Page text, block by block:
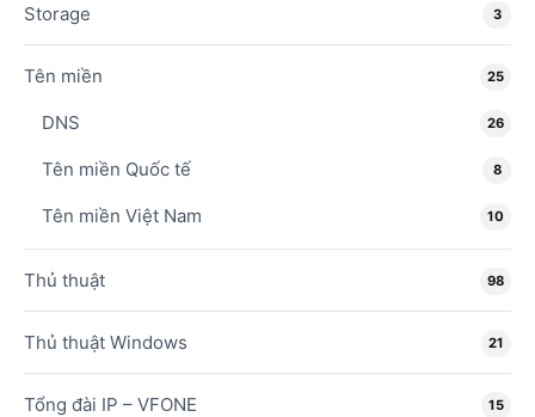
Storage 3
Tên miền 25
DNS 26
Tên miền Quốc tế 8
Tên miền Việt Nam 10
Thủ thuật 98
Thủ thuật Windows 21
Tổng đài IP – VFONE 15